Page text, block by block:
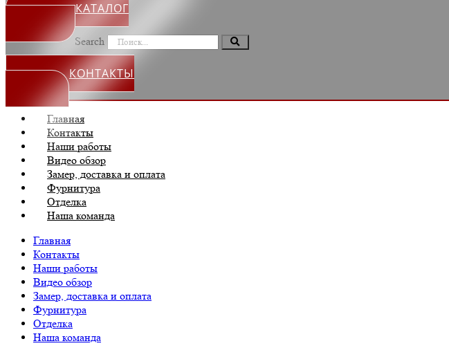
КАТАЛОГ
Search
КОНТАКТЫ
Главная
Контакты
Наши работы
Видео обзор
Замер, доставка и оплата
Фурнитура
Отделка
Наша команда
Главная
Контакты
Наши работы
Видео обзор
Замер, доставка и оплата
Фурнитура
Отделка
Наша команда